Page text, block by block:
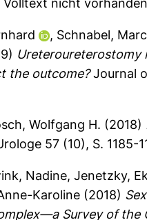
Volltext nicht
, Schnabel,
Ureteroureterostomy
the outcome?Journal
Wolfgang H. (2018)
57 (10), S. 1185-
Nadine, Jenetzky,
Karoline (2018)
Survey of the